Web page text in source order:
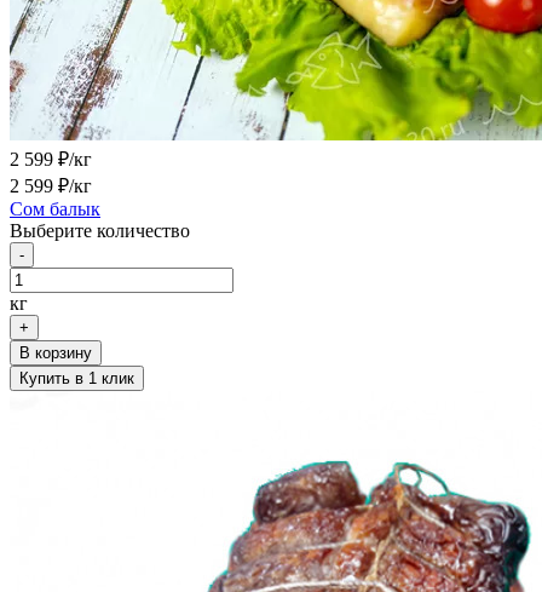
2 599 ₽/кг
2 599 ₽/кг
Сом балык
Выберите количество
-
кг
+
В корзину
Купить в 1 клик